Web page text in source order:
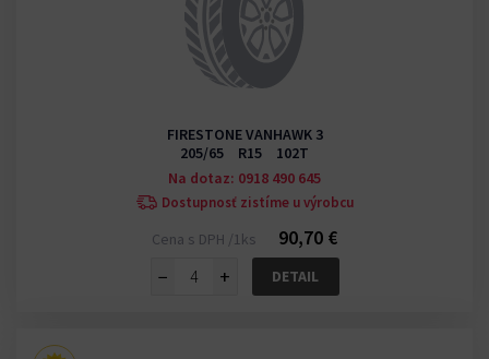
FIRESTONE VANHAWK 3
205/65 R15 102T
Na dotaz: 0918 490 645
Dostupnosť zistíme u výrobcu
Cena s DPH /1ks
90,70 €
−
+ DETAIL